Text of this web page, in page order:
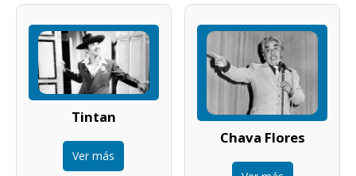
Tintan
Ver más
Chava Flores